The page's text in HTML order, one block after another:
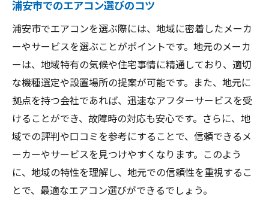
浦安市でのエアコン選びのコツ
浦安市でエアコンを選ぶ際には、地域に密着したメーカ
ーやサービスを選ぶことがポイントです。地元のメーカ
ーは、地域特有の気候や住宅事情に精通しており、適切
な機種選定や設置場所の提案が可能です。また、地元に
拠点を持つ会社であれば、迅速なアフターサービスを受
けることができ、故障時の対応も安心です。さらに、地
域での評判や口コミを参考にすることで、信頼できるメ
ーカーやサービスを見つけやすくなります。このよう
に、地域の特性を理解し、地元での信頼性を重視するこ
とで、最適なエアコン選びができるでしょう。